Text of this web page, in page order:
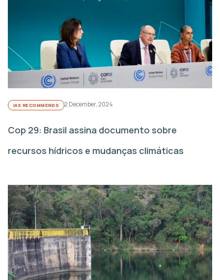
IAS RECOMMENDS 2 December, 2024
Cop 29: Brasil assina documento sobre
recursos hídricos e mudanças climáticas